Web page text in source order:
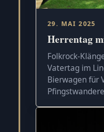
29. MAI 2025
Herrentag
Folkrock-
Vatertag im
Bierwagen für